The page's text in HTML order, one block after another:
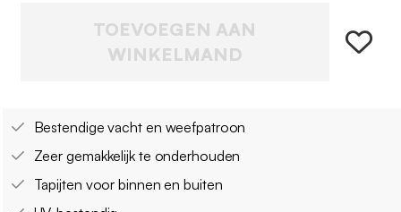
TOEVOEGEN AAN
WINKELMAND
Bestendige vacht en weefpatroon
Zeer gemakkelijk te onderhouden
Tapijten voor binnen en buiten